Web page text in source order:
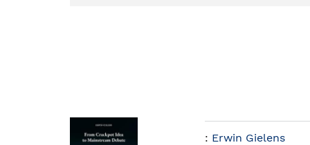
: Erwin Gielens